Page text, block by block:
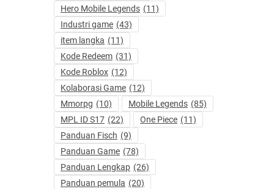
Hero Mobile Legends (11)
Industri game (43)
item langka (11)
Kode Redeem (31)
Kode Roblox (12)
Kolaborasi Game (12)
Mmorpg (10) Mobile Legends (85)
MPL ID S17 (22) One Piece (11)
Panduan Fisch (9)
Panduan Game (78)
Panduan Lengkap (26)
Panduan pemula (20)